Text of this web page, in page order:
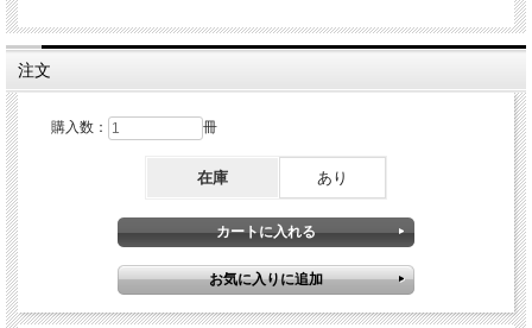
第４章 ロケーションフォトが楽しい！
第５章 より素敵に撮るためのライティング
第６章 プロの声掛け、教えます！
第７章 フォトブースでとっておきの空間を作ってみよう！
第９章 レタッチで変わる
１、２歳、ハイハイ、あんよに感動！
スマッシュケーキを撮る
入学・卒業式を撮る
ホール・運動会を撮る
年賀状・季節のイベントを撮る
注文
購入数： 冊
在庫 あり